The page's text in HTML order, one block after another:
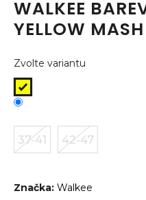
WALKEE
YELLOW MASH
Zvolte variantu
37-41 42-47
Značka: Walkee
a
j
í
t
?